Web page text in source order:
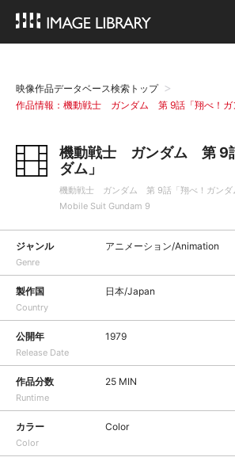
映像作品データベース検索トップ
作品情報：機動戦士 ガンダム 第 9話「翔べ！ガ
機動戦士 ガンダム 第 9
ダム」
機動戦士 ガンダム 第 9話「翔べ！ガンダ
Mobile Suit Gundam 9
ジャンル
Genre
アニメーション/Animation
製作国
Country
日本/Japan
公開年
Release Date
1979
作品分数
Runtime
25 MIN
カラー
Color
Color